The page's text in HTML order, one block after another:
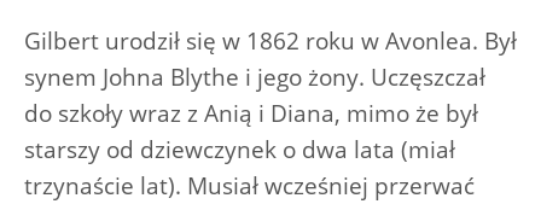
Gilbert urodził się w 1862 roku w Avonlea. Był
synem Johna Blythe i jego żony. Uczęszczał
do szkoły wraz z Anią i Diana, mimo że był
starszy od dziewczynek o dwa lata (miał
trzynaście lat). Musiał wcześniej przerwać